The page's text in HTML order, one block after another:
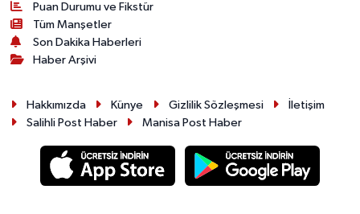
Puan Durumu ve Fikstür
Tüm Manşetler
Son Dakika Haberleri
Haber Arşivi
Hakkımızda Künye Gizlilik Sözleşmesi
İletişim
Salihli Post Haber
Manisa Post Haber